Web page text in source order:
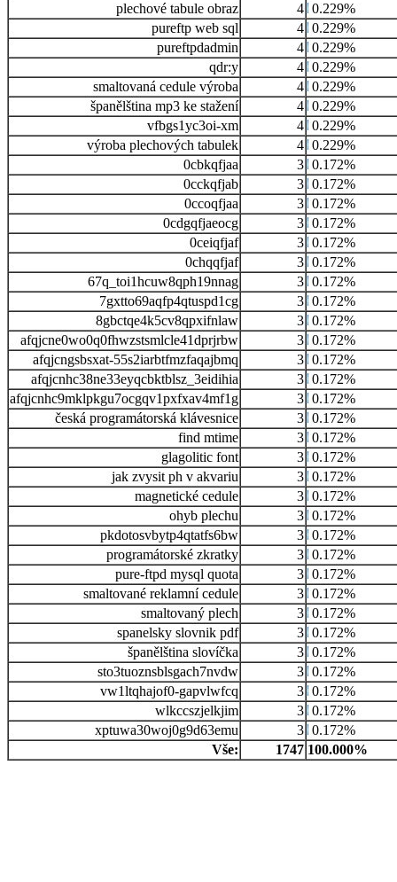
plechové tabule obraz
4 0.229%
pureftp web sql
4 0.229%
pureftpdadmin
4 0.229%
qdr:y
4 0.229%
smaltovaná cedule výroba
4 0.229%
španělština mp3 ke stažení
4 0.229%
vfbgs1yc3oi-xm
4 0.229%
výroba plechových tabulek
4 0.229%
0cbkqfjaa
3 0.172%
0cckqfjab
3 0.172%
0ccoqfjaa
3 0.172%
0cdgqfjaeocg
3 0.172%
0ceiqfjaf
3 0.172%
0chqqfjaf
3 0.172%
67q_toi1hcuw8qph19nnag
3 0.172%
7gxtto69aqfp4qtuspd1cg
3 0.172%
8gbctqe4k5cv8qpxifnlaw
3 0.172%
afqjcne0wo0q0fhwzstsmlcle41dprjrbw
3 0.172%
afqjcngsbsxat-55s2iarbtfmzfaqajbmq
3 0.172%
afqjcnhc38ne33eyqcbktblsz_3eidihia
3 0.172%
afqjcnhc9mklpkgu7ocgqv1pxfxav4mf1g
3 0.172%
česká programátorská klávesnice
3 0.172%
find mtime
3 0.172%
glagolitic font
3 0.172%
jak zvysit ph v akvariu
3 0.172%
magnetické cedule
3 0.172%
ohyb plechu
3 0.172%
pkdotosvbytp4qtatfs6bw
3 0.172%
programátorské zkratky
3 0.172%
pure-ftpd mysql quota
3 0.172%
smaltované reklamní cedule
3 0.172%
smaltovaný plech
3 0.172%
spanelsky slovnik pdf
3 0.172%
španělština slovíčka
3 0.172%
sto3tuoznsblsgach7nvdw
3 0.172%
vw1ltqhajof0-gapvlwfcq
3 0.172%
wlkccszjelkjim
3 0.172%
xptuwa30woj0g9d63emu
3 0.172%
Vše:
1747 100.000%